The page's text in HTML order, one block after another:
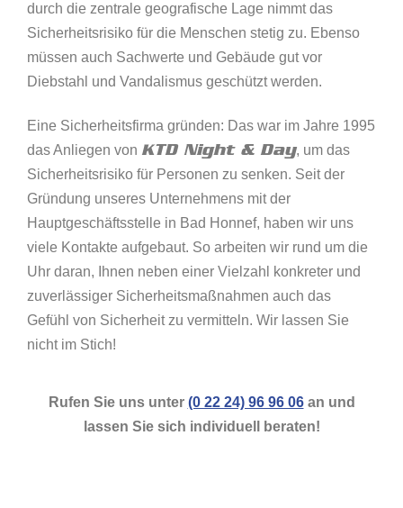
durch die zentrale geografische Lage nimmt das
Sicherheitsrisiko für die Menschen stetig zu. Ebenso
müssen auch Sachwerte und Gebäude gut vor
Diebstahl und Vandalismus geschützt werden.
Eine Sicherheitsfirma gründen: Das war im Jahre 1995
das Anliegen von KTD Night & Day, um das
Sicherheitsrisiko für Personen zu senken. Seit der
Gründung unseres Unternehmens mit der
Hauptgeschäftsstelle in Bad Honnef, haben wir uns
viele Kontakte aufgebaut. So arbeiten wir rund um die
Uhr daran, Ihnen neben einer Vielzahl konkreter und
zuverlässiger Sicherheitsmaßnahmen auch das
Gefühl von Sicherheit zu vermitteln. Wir lassen Sie
nicht im Stich!
Rufen Sie uns unter (0 22 24) 96 96 06an und
lassen Sie sich individuell beraten!